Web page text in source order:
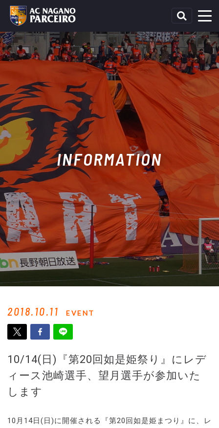
INFORMATION
2018.10.11 EVENT
10/14(日)『第20回如是姫祭り』にレデ
ィース池崎選手、望月選手が参加いた
します
10月14日(日)に開催される『第20回如是姫まつり』に、レ